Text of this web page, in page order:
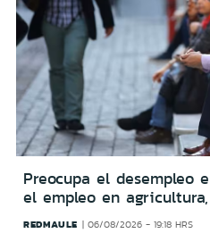
Preocupa el desempleo
el empleo en
REDMAULE 06/08/2026 - 19:18 HRS